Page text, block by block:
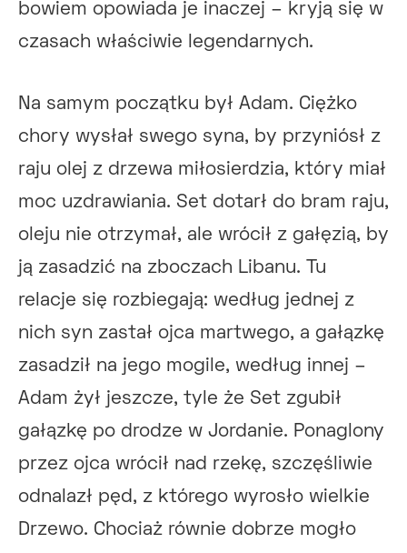
bowiem opowiada je inaczej – kryją się w
czasach właściwie legendarnych.
Na samym początku był Adam. Ciężko
chory wysłał swego syna, by przyniósł z
raju olej z drzewa miłosierdzia, który miał
moc uzdrawiania. Set dotarł do bram raju,
oleju nie otrzymał, ale wrócił z gałęzią, by
ją zasadzić na zboczach Libanu. Tu
relacje się rozbiegają: według jednej z
nich syn zastał ojca martwego, a gałązkę
zasadził na jego mogile, według innej –
Adam żył jeszcze, tyle że Set zgubił
gałązkę po drodze w Jordanie. Ponaglony
przez ojca wrócił nad rzekę, szczęśliwie
odnalazł pęd, z którego wyrosło wielkie
Drzewo. Chociaż równie dobrze mogło